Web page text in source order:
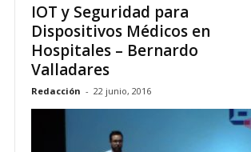
IOT y Seguridad para
Dispositivos Médicos en
Hospitales – Bernardo
Valladares
Redacción - 22 junio, 2016